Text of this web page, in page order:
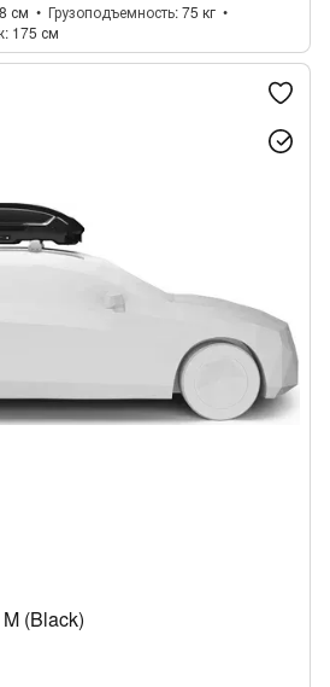
см Грузоподъемность 75 кг
175 см
(Black)